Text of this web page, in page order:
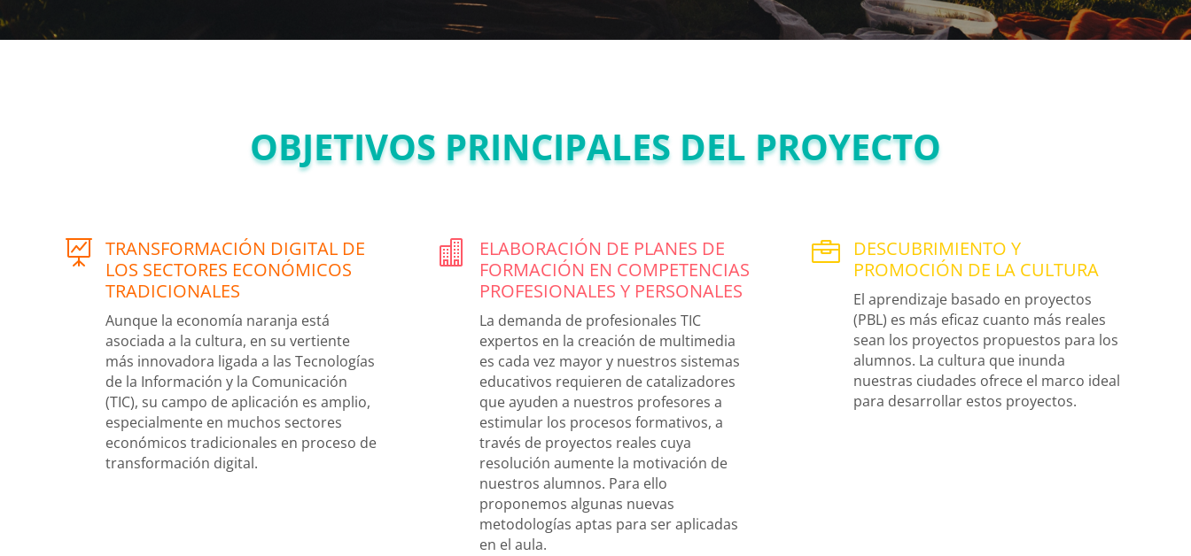
OBJETIVOS PRINCIPALES DEL PROYECTO

TRANSFORMACIÓN DIGITAL DE
LOS SECTORES ECONÓMICOS
TRADICIONALES
Aunque la economía naranja está
asociada a la cultura, en su vertiente
más innovadora ligada a las Tecnologías
de la Información y la Comunicación
(TIC), su campo de aplicación es amplio,
especialmente en muchos sectores
económicos tradicionales en proceso de
transformación digital.

ELABORACIÓN DE PLANES DE
FORMACIÓN EN COMPETENCIAS
PROFESIONALES Y PERSONALES
La demanda de profesionales TIC
expertos en la creación de multimedia
es cada vez mayor y nuestros sistemas
educativos requieren de catalizadores
que ayuden a nuestros profesores a
estimular los procesos formativos, a
través de proyectos reales cuya
resolución aumente la motivación de
nuestros alumnos. Para ello
proponemos algunas nuevas
metodologías aptas para ser aplicadas
en el aula.

DESCUBRIMIENTO Y
PROMOCIÓN DE LA CULTURA
El aprendizaje basado en proyectos
(PBL) es más eficaz cuanto más reales
sean los proyectos propuestos para los
alumnos. La cultura que inunda
nuestras ciudades ofrece el marco ideal
para desarrollar estos proyectos.